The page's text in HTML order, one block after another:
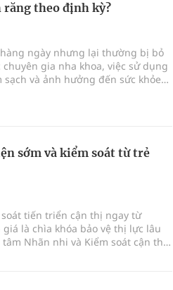
răng theo định kỳ?
ngày nhưng lại thường bị bỏ
gia nha khoa, việc sử dụng
và ảnh hưởng đến sức khỏe
sớm và kiểm soát từ trẻ
tiến triển cận thị ngay từ
là chìa khóa bảo vệ thị lực lâu
Nhãn nhi và Kiểm soát cận thị